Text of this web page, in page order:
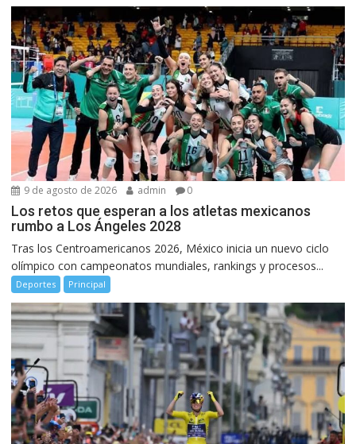
9 de agosto de 2026 admin 0
Los retos que esperan a los atletas mexicanos
rumbo a Los Ángeles 2028
Tras los Centroamericanos 2026, México inicia un nuevo ciclo
olímpico con campeonatos mundiales, rankings y procesos...
Deportes Principal